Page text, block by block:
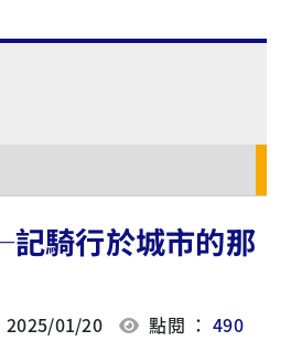
騎行於城市的那
2025/01/20 點閱 ：490